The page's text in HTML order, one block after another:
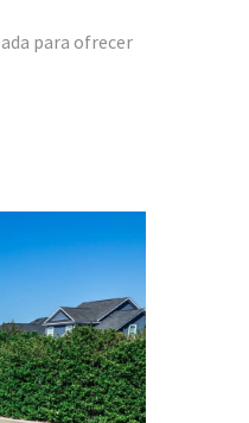
para ofrecer